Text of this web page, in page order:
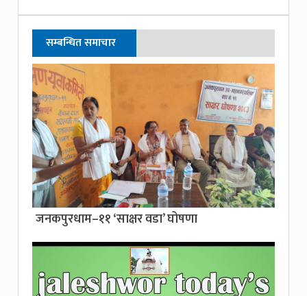
सम्बन्धित समाचार
जनकपुरधाम–११ ‘साक्षर वडा’ घोषणा